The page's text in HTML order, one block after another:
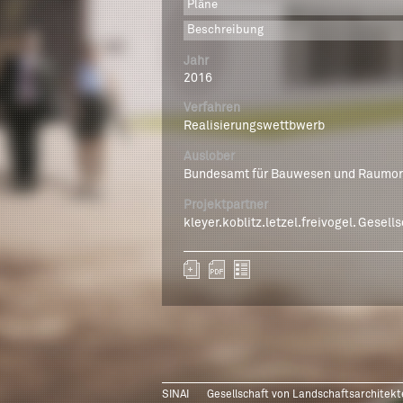
Pläne
Beschreibung
Jahr
2016
Verfahren
Realisierungswettbwerb
Auslober
Bundesamt für Bauwesen und
Projektpartner
kleyer.koblitz.letzel.freivogel.
SINAI Gesellschaft von